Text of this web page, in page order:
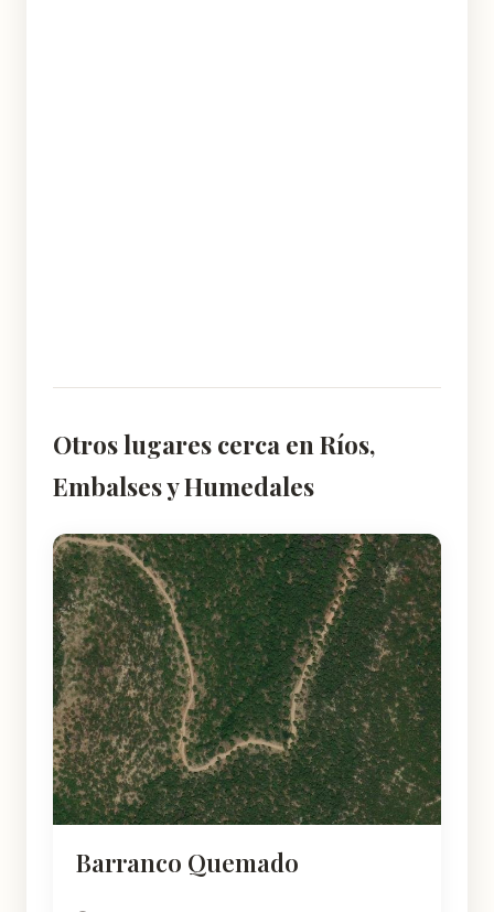
Otros lugares cerca en Ríos,
Embalses y Humedales
Barranco Quemado